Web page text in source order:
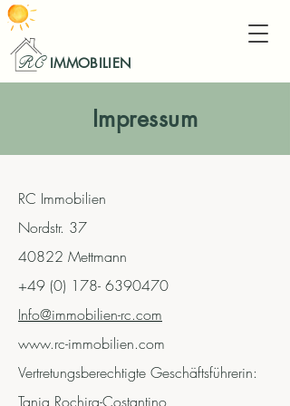
RC IMMOBILIEN
Impressum
RC Immobilien
Nordstr. 37
40822 Mettmann
+49 (0) 178- 6390470
Info@immobilien-rc.com
www.rc-immobilien.com
Vertretungsberechtigte Geschäftsführerin:
Tanja Rochira-Costantino